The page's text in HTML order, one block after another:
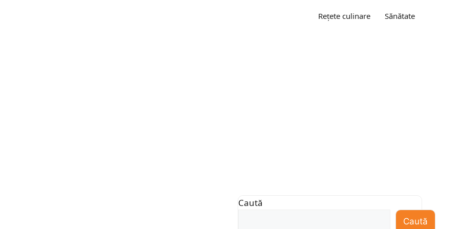
Rețete culinare Sănătate
Caută
Caută